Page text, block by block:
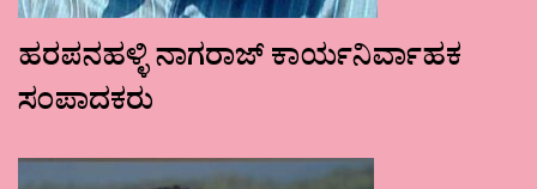
ಹರಪನಹಳ್ಳಿ ನಾಗರಾಜ್ ಕಾರ್ಯನಿರ್ವಾಹಕ
ಸಂಪಾದಕರು